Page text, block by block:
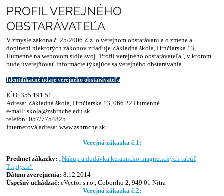
Verejné
obstarávanie
PROFIL VEREJNÉHO
OBSTARÁVATEĽA
V zmysle zákona č. 25/2006 Z.z. o verejnom obstarávaní a o zmene a
doplnení niektorých zákonov zriaďuje Základná škola, Hrnčiarska 13,
Humenné na webovom sídle svoj "Profil verejného obstarávateľa", v ktorom
bude uverejňovať informácie týkajúce sa verejného obstarávania.
Identifikačné údaje verejného obstarávateľa
IČO: 355 191 51
Adresa: Základná škola, Hrnčiarska 13, 066 22 Humenné
e-mail: skola@zshrnche.edu.sk
telefón: 057/7754825
Internetová adresa: www.zshrnche.sk
Verejná zákazka č.1:
Predmet zákazky:
„Nákup a dodávka keramicko-magnetických tabúľ
Triptych“
Dátum zverejnenia: 8.12.2014
Úspešný uchádzač: eVector s.r.o., Coboriho 2, 949 01 Nitra
Verejná zákazka č.2: